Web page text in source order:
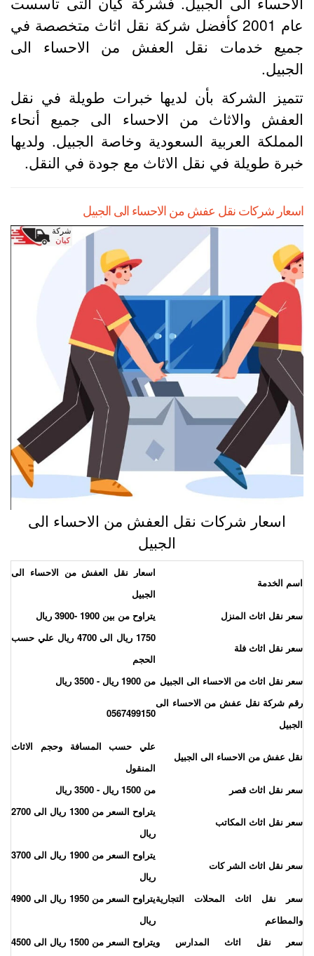
عام 2001 كأفضل شركة نقل اثاث متخصصة في
خدمات نقل العفش من الاحساء الى
الشركة بأن لديها خبرات طويلة في نقل
والاثاث من الاحساء الى جميع أنحاء
العربية السعودية وخاصة الجبيل. ولديها
طويلة في نقل الاثاث مع جودة في النقل.
شركات نقل عفش من الاحساء الى الجبيل
اسعار شركات نقل العفش من الاحساء الى
الجبيل
الخدمة
اسعار نقل العفش من الاحساء الى
الجبيل
نقل اثاث المنزل
يتراوح من بين 1900 -3900 ريال
نقل اثاث فلة
1750 ريال الى 4700 ريال علي حسب
الحجم
نقل اثاث من الاحساء الى الجبيل من 1900 ريال - 3500 ريال
شركة نقل عفش من الاحساء الى
0567499150
عفش من الاحساء الى الجبيل
علي حسب المسافة وحجم الاثاث
المنقول
نقل اثاث قصر
من 1500 ريال - 3500 ريال
نقل اثاث المكاتب
يتراوح السعر من 1300 ريال الى 2700
ريال
نقل اثاث الشر كات
يتراوح السعر من 1900 ريال الى 3700
ريال
نقل اثاث المحلات التجارية
يتراوح السعر من 1950 ريال الى 4900
ريال
نقل اثاث المدارس و
يتراوح السعر من 1500 ريال الى 4500